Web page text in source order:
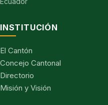
INSTITUCIÓN
El Cantón
Concejo Cantonal
Directorio
Misión y Visión